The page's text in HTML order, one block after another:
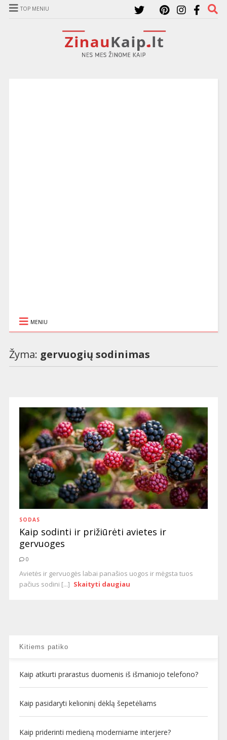
TOP MENIU
MENIU
Žyma: gervuogių sodinimas
SODAS
Kaip sodinti ir prižiūrėti avietes ir
gervuoges
0
Avietės ir gervuogės labai panašios uogos ir mėgsta tuos
pačius sodini [...] Skaityti daugiau
Kitiems patiko
Kaip atkurti prarastus duomenis iš išmaniojo telefono?
Kaip pasidaryti kelioninį dėklą šepetėliams
Kaip priderinti medieną moderniame interjere?